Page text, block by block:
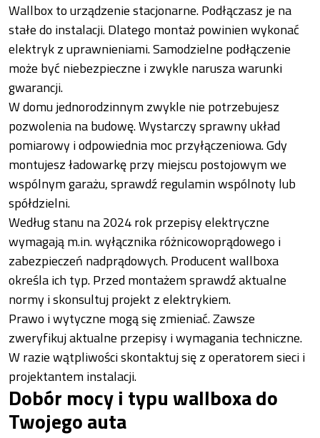
Wallbox to urządzenie stacjonarne. Podłączasz je na
stałe do instalacji. Dlatego montaż powinien wykonać
elektryk z uprawnieniami. Samodzielne podłączenie
może być niebezpieczne i zwykle narusza warunki
gwarancji.
W domu jednorodzinnym zwykle nie potrzebujesz
pozwolenia na budowę. Wystarczy sprawny układ
pomiarowy i odpowiednia moc przyłączeniowa. Gdy
montujesz ładowarkę przy miejscu postojowym we
wspólnym garażu, sprawdź regulamin wspólnoty lub
spółdzielni.
Według stanu na 2024 rok przepisy elektryczne
wymagają m.in. wyłącznika różnicowoprądowego i
zabezpieczeń nadprądowych. Producent wallboxa
określa ich typ. Przed montażem sprawdź aktualne
normy i skonsultuj projekt z elektrykiem.
Prawo i wytyczne mogą się zmieniać. Zawsze
zweryfikuj aktualne przepisy i wymagania techniczne.
W razie wątpliwości skontaktuj się z operatorem sieci i
projektantem instalacji.
Dobór mocy i typu wallboxa do
Twojego auta